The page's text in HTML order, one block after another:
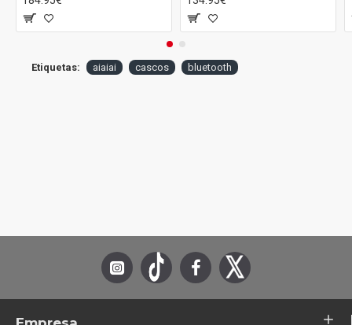
- Imán: Neodimio N45 de alta calidad
- Potencia máxima: 100 mW
- Calidad de audio W+ Link: 320 kbps, 48 kHz 24 bits
Etiquetas: aiaiai cascos bluetooth